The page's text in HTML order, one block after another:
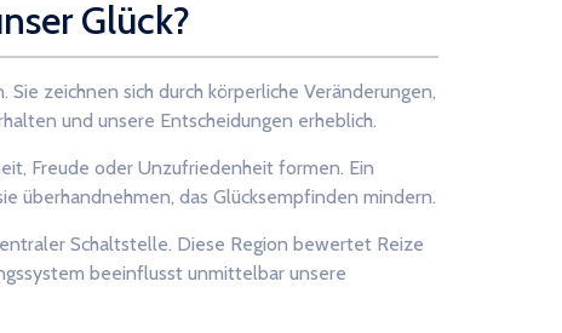
Glück?
zeichnen sich durch körperliche Veränderungen,
und unsere Entscheidungen erheblich.
Freude oder Unzufriedenheit formen. Ein
überhandnehmen, das Glücksempfinden mindern.
Schaltstelle. Diese Region bewertet Reize
beeinflusst unmittelbar unsere